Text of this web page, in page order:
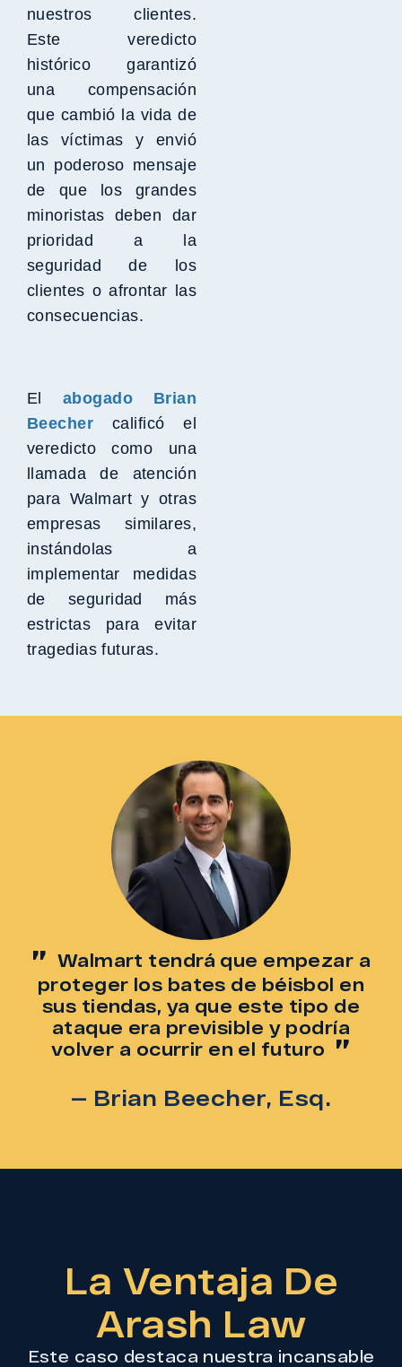
nuestros clientes.
Este veredicto
histórico garantizó
una compensación
que cambió la vida de
las víctimas y envió
un poderoso mensaje
de que los grandes
minoristas deben dar
prioridad a la
seguridad de los
clientes o afrontar las
consecuencias.
El abogado Brian
Beecher calificó el
veredicto como una
llamada de atención
para Walmart y otras
empresas similares,
instándolas a
implementar medidas
de seguridad más
estrictas para evitar
tragedias futuras.
Walmart tendrá que empezar a
proteger los bates de béisbol en
sus tiendas, ya que este tipo de
ataque era previsible y podría
volver a ocurrir en el futuro
— Brian Beecher, Esq.
La Ventaja De
Arash Law
Este caso destaca nuestra incansable